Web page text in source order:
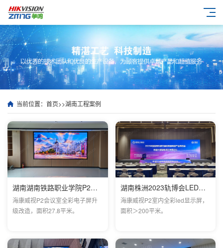
当前位置： 首页>>湖南工程案例
湖南湖南铁路职业学院P2会议室电子屏安装效果
海康威视P2会议室全彩电子屏升
级改造，面积27.8平米。
湖南株洲2023轨博会LED项目
海康威视P2室内全彩led显示屏，
面积＞200平米。